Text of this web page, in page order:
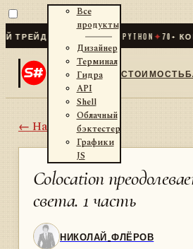
ДЛЯ .NET И PYTHON✦70+
Все
продукты
Дизайнер
Терминал
Гидра
API
Shell
Облачный
бэктестер
Графики
JS
СТОИМОСТЬ
← Назад
Colocation
света. 1 часть
НИКОЛАЙ_ФЛЁРОВ